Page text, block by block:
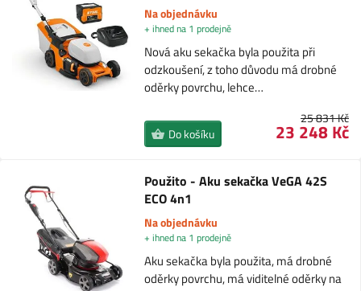
Na objednávku
+ ihned na 1 prodejně
Nová aku sekačka byla použita při
odzkoušení, z toho důvodu má drobné
oděrky povrchu, lehce…
25 831 Kč
23 248 Kč
Do košíku
Použito - Aku sekačka VeGA 42S
ECO 4n1
Na objednávku
+ ihned na 1 prodejně
Aku sekačka byla použita, má drobné
oděrky povrchu, má viditelné oděrky na